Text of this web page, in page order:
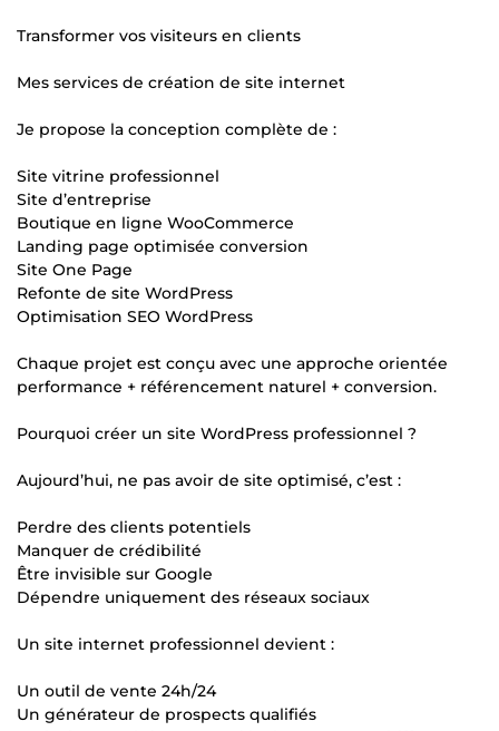
Transformer vos visiteurs en clients
Mes services de création de site internet
Je propose la conception complète de :
Site vitrine professionnel
Site d’entreprise
Boutique en ligne WooCommerce
Landing page optimisée conversion
Site One Page
Refonte de site WordPress
Optimisation SEO WordPress
Chaque projet est conçu avec une approche orientée
performance + référencement naturel + conversion.
Pourquoi créer un site WordPress professionnel ?
Aujourd’hui, ne pas avoir de site optimisé, c’est :
Perdre des clients potentiels
Manquer de crédibilité
Être invisible sur Google
Dépendre uniquement des réseaux sociaux
Un site internet professionnel devient :
Un outil de vente 24h/24
Un générateur de prospects qualifiés